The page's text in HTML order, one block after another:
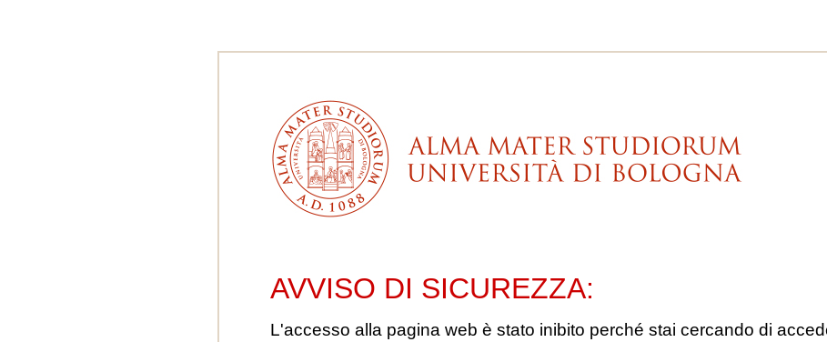
AVVISO DI SICUREZZA:
L'accesso alla pagina web è stato inibito perché stai cercando di